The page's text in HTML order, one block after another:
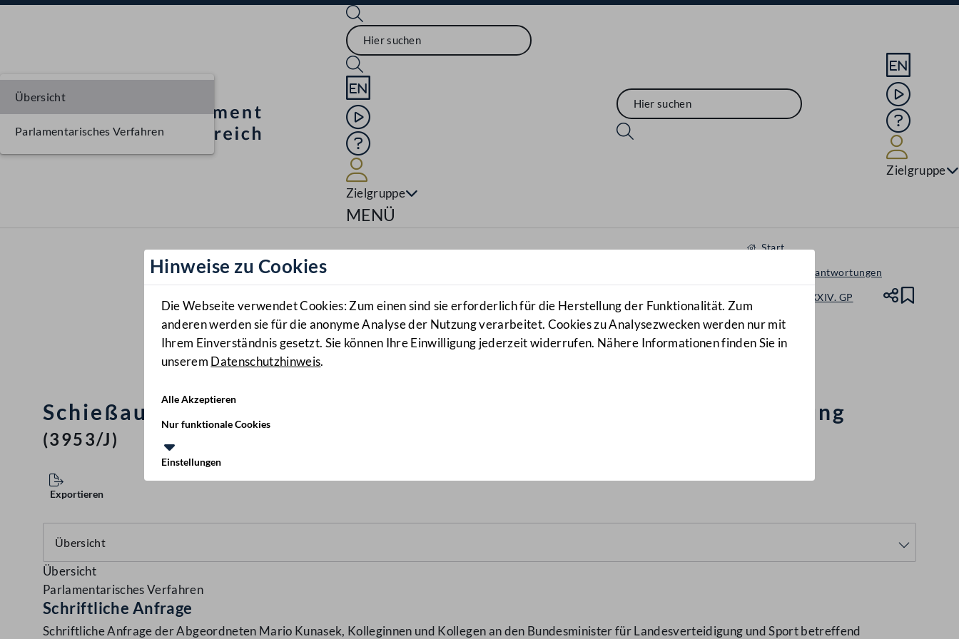
Sprache English
Mediathek
Hilfe
Zielgruppe
Navigationsmenü öffnen
MENÜ
Sprache
Mediathek
Hilfe
Zielgruppe
Hinweise zu Cookies
Die Webseite verwendet Cookies: Zum einen sind sie erforderlich für die Herstellung der Funktionalität. Zum
anderen werden sie für die anonyme Analyse der Nutzung verarbeitet. Cookies zu Analysezwecken werden nur mit
Ihrem Einverständnis gesetzt. Sie können Ihre Einwilligung jederzeit widerrufen. Nähere Informationen finden Sie in
unserem Datenschutzhinweis.
Alle Akzeptieren
Nur funktionale Cookies
Einstellungen
Start
Anfragen & Beantwortungen
Nationalrat - XXIV. GP
Anfragen
3953/J
Schießausbildung mit der Pistole im Kommando Einsatzunterstützung
(3953/J)
Exportieren
Übersicht
Parlamentarisches Verfahren
Übersicht
Parlamentarisches Verfahren
Schriftliche Anfrage
Schriftliche Anfrage der Abgeordneten Mario Kunasek, Kolleginnen und Kollegen an den Bundesminister für Landesverteidigung und Sport betreffend